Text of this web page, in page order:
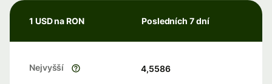
1 USD na RON Posledních 7 dní
Nejvyšší 4,5586